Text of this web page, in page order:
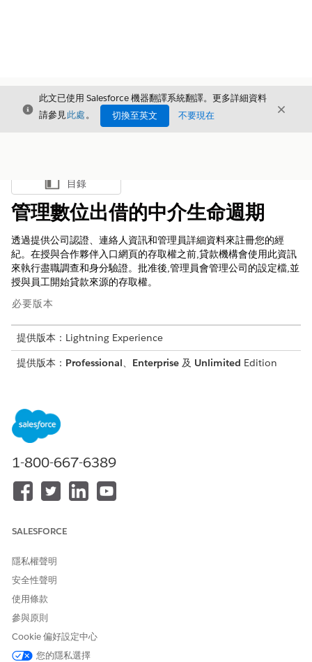
結束
此文已使用 Salesforce 機器翻譯系統翻譯。更多詳細資料
請參見此處。 切換至英文 不要現在 結束
顯示目錄
目錄
管理數位出借的中介生命週期
透過提供公司認證、連絡人資訊和管理員詳細資料來註冊您的經
紀。在授與合作夥伴入口網頁的存取權之前,貸款機構會使用此資訊
來執行盡職調查和身分驗證。批准後,管理員會管理公司的設定檔,並
授與員工開始貸款來源的存取權。
必要版本
提供版本：Lightning Experience
提供版本： Professional、 Enterprise 及 Unlimited Edition
係。關係經理提供中介公司詳細資料,例如員工設定檔和法規文
件。加速從申請人轉換至經授權的合作夥伴,並取用合規性資料
提供公司認證和中介管理員詳細資料以註冊上線員工。貸款機構
在授與中介入口網頁的存取權之前會執行盡職調查。批准後,指
起始上線要求,以提供員工對貸款入口網頁的存取權。指派角色,
例如貸款來源或貸款處理者,以根據責任授與權限。提交員工詳
細資料以觸發自動流程。您的員工便可登入、完成其設定檔,並
針對貸款申請進行協同合作。
1-800-667-6389
SALESFORCE
隱私權聲明
安全性聲明
使用條款
參與原則
Cookie 偏好設定中心
您的隱私選擇